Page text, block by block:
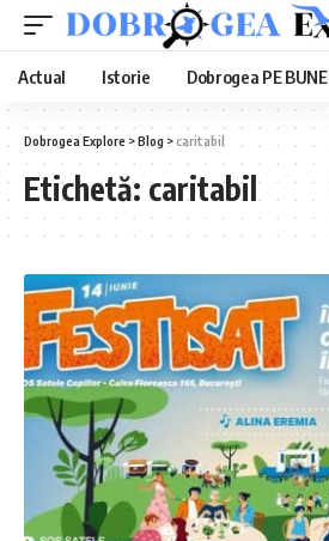
Actual Istorie Dobrogea PE BUNE
Dobrogea Explore >Blog > caritabil
Etichetă: caritabil